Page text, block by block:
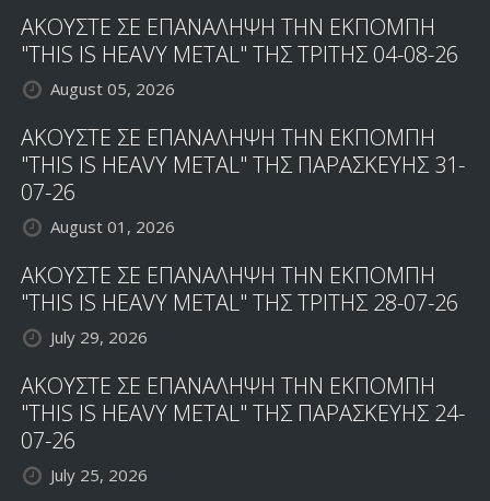
ΑΚΟΥΣΤΕ ΣΕ ΕΠΑΝΑΛΗΨΗ ΤΗΝ ΕΚΠΟΜΠΗ
"THIS IS HEAVY METAL" ΤΗΣ ΤΡΙΤΗΣ 04-08-26
August 05, 2026
ΑΚΟΥΣΤΕ ΣΕ ΕΠΑΝΑΛΗΨΗ ΤΗΝ ΕΚΠΟΜΠΗ
"THIS IS HEAVY METAL" ΤΗΣ ΠΑΡΑΣΚΕΥΗΣ 31-
07-26
August 01, 2026
ΑΚΟΥΣΤΕ ΣΕ ΕΠΑΝΑΛΗΨΗ ΤΗΝ ΕΚΠΟΜΠΗ
"THIS IS HEAVY METAL" ΤΗΣ ΤΡΙΤΗΣ 28-07-26
July 29, 2026
ΑΚΟΥΣΤΕ ΣΕ ΕΠΑΝΑΛΗΨΗ ΤΗΝ ΕΚΠΟΜΠΗ
"THIS IS HEAVY METAL" ΤΗΣ ΠΑΡΑΣΚΕΥΗΣ 24-
07-26
July 25, 2026